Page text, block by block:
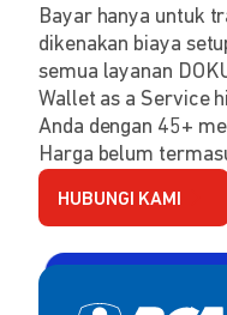
Bayar hanya untuk
dikenakan biaya
semua layanan
Wallet as a Service
Anda dengan 45+
Harga belum
HUBUNGI KAMI